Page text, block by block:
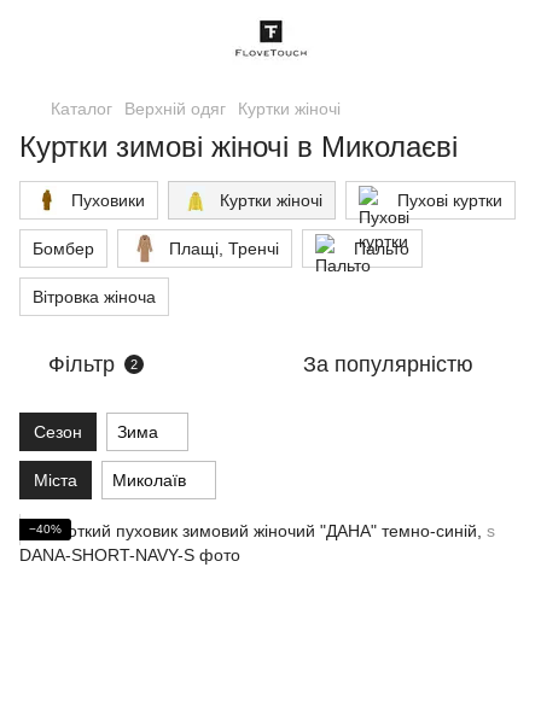
Каталог Верхній одяг Куртки жіночі
Куртки зимові жіночі в Миколаєві
Пуховики Куртки жіночі Пухові куртки
Бомбер Плащі, Тренчі Пальто
Вітровка жіноча
Фільтр 2 За популярністю
Сезон Зима
Міста Миколаїв
−40%